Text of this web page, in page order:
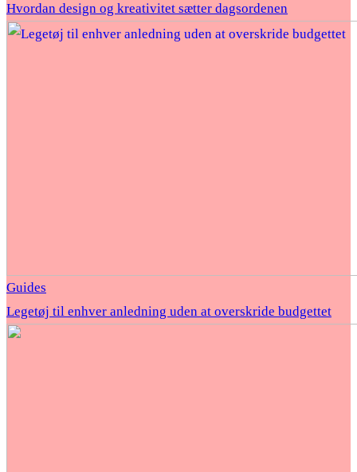
Hvordan design og kreativitet sætter dagsordenen
Guides
Legetøj til enhver anledning uden at overskride budgettet